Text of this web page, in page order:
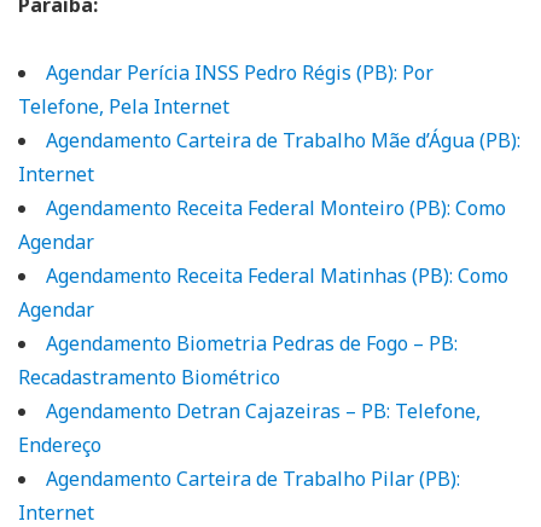
Agendar Perícia INSS Pedro Régis (PB): Por
Telefone, Pela Internet
Agendamento Carteira de Trabalho Mãe d’Água (PB):
Internet
Agendamento Receita Federal Monteiro (PB): Como
Agendar
Agendamento Receita Federal Matinhas (PB): Como
Agendar
Agendamento Biometria Pedras de Fogo – PB:
Recadastramento Biométrico
Agendamento Detran Cajazeiras – PB: Telefone,
Endereço
Agendamento Carteira de Trabalho Pilar (PB):
Internet